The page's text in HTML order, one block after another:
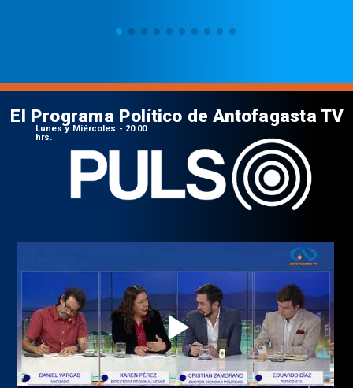
El Programa Político de Antofagasta TV
Lunes y Miércoles - 20:00
hrs.